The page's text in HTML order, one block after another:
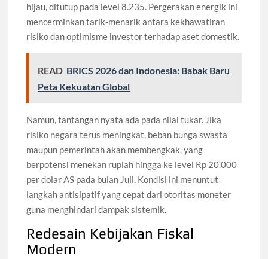
hijau, ditutup pada level 8.235. Pergerakan energik ini
mencerminkan tarik-menarik antara kekhawatiran
risiko dan optimisme investor terhadap aset domestik.
READ BRICS 2026 dan Indonesia: Babak Baru
Peta Kekuatan Global
Namun, tantangan nyata ada pada nilai tukar. Jika
risiko negara terus meningkat, beban bunga swasta
maupun pemerintah akan membengkak, yang
berpotensi menekan rupiah hingga ke level Rp 20.000
per dolar AS pada bulan Juli. Kondisi ini menuntut
langkah antisipatif yang cepat dari otoritas moneter
guna menghindari dampak sistemik.
Redesain Kebijakan Fiskal
Modern